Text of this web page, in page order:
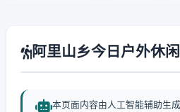
阿里山乡今日户外休
本页面内容由人工智能辅助生